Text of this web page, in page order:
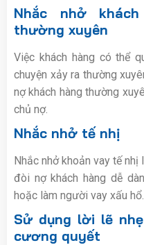
Nhắc nhở
thường xuyên
Việc khách hàng có thể
chuyện xảy ra thường
nợ khách hàng thường
chủ nợ.
Nhắc nhở tế nhị
Nhắc nhở khoản vay tế
đòi nợ khách hàng dễ
hoặc làm người vay xấu hổ.
Sử dụng lời lẽ
cương quyết